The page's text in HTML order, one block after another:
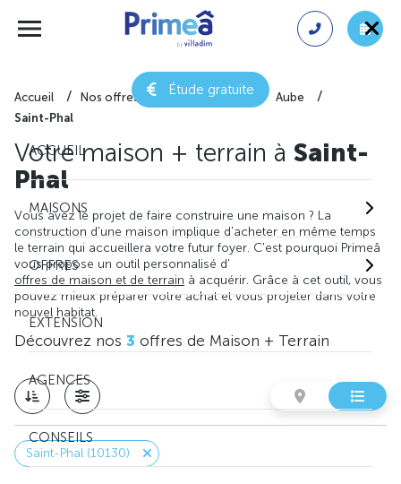
Étude gratuite
ACCUEIL
MAISONS
OFFRES
EXTENSION
AGENCES
CONSEILS
Accueil Nos offres de maison + terrain
Aube
Saint-Phal
Votre maison + terrain à Saint-
Phal
Vous avez le projet de faire construire une maison ? La
construction d'une maison implique d'acheter en même temps
le terrain qui accueillera votre futur foyer. C'est pourquoi Primeâ
vous propose un outil personnalisé d'
offres de maison et de terrain à acquérir. Grâce à cet outil, vous
pouvez mieux préparer votre achat et vous projeter dans votre
nouvel habitat.
Découvrez nos 3 offres de Maison + Terrain
Saint-Phal (10130)